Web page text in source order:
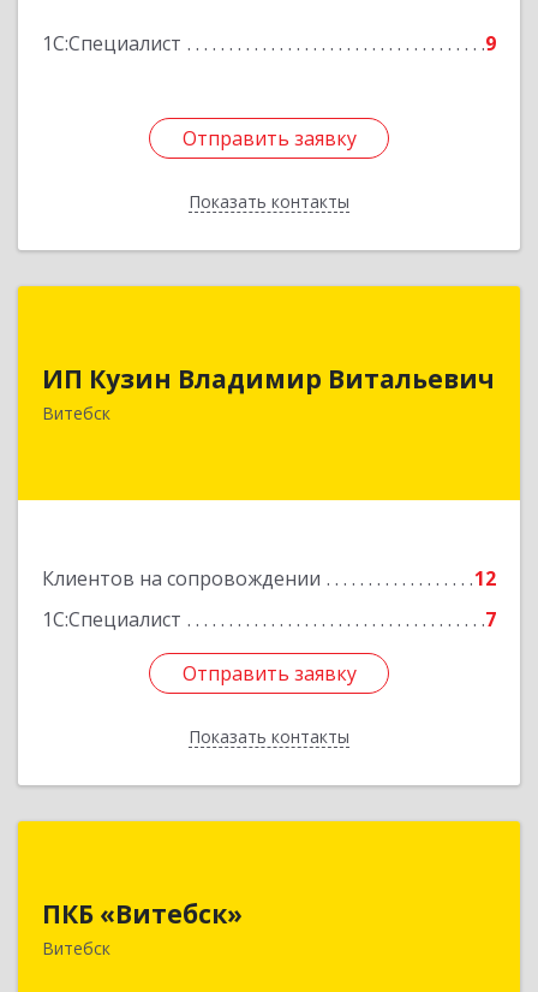
1С:Специалист 9
Отправить заявку
Показать контакты
Отправить заявку
Назад
ИП Кузин Владимир Витальевич
Витебск
Клиентов на сопровождении
12
1С:Специалист
7
Отправить заявку
Показать контакты
Беларусь, 210001, г.Витебск, ул. Ильинского,
Отправить заявку
Назад
ПКБ «Витебск»
Витебск
Республика Беларусь, 210026, г. Витебск, ул.